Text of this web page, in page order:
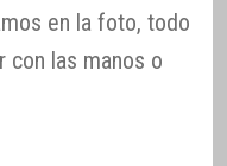
en la foto, todo
con las manos o